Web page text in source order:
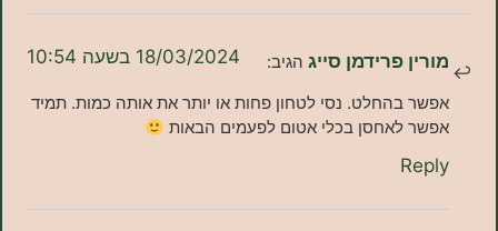
פרידמן סייג הגיב: 18/03/2024 בשעה 10:54
בהחלט. נסי לטחון פחות או יותר את אותה כמות. תמיד
לאחסן בכלי אטום לפעמים הבאות